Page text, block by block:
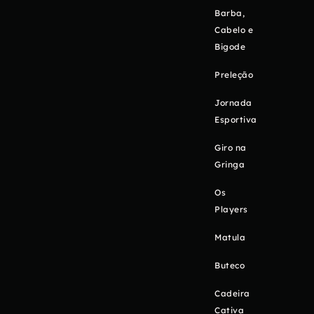
Barba,
Cabelo e
Bigode
Preleção
Jornada
Esportiva
Giro na
Gringa
Os
Players
Matula
Buteco
Cadeira
Cativa